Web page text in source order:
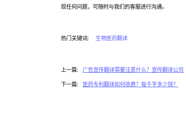
现任何问题，可随时与我们的客服进行沟通。
热门关键词: 生物医药翻译
上一篇: 广告宣传翻译需要注意什么？宣传翻译公司
下一篇: 医药专利翻译如何收费？每千字多少钱？